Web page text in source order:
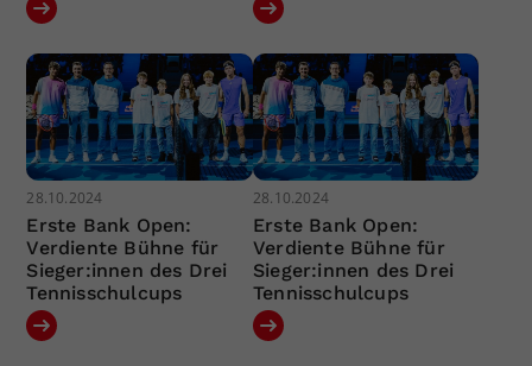
28.10.2024
Erste Bank Open:
Verdiente Bühne für
Sieger:innen des Drei
Tennisschulcups
28.10.2024
Erste Bank Open:
Verdiente Bühne für
Sieger:innen des Drei
Tennisschulcups